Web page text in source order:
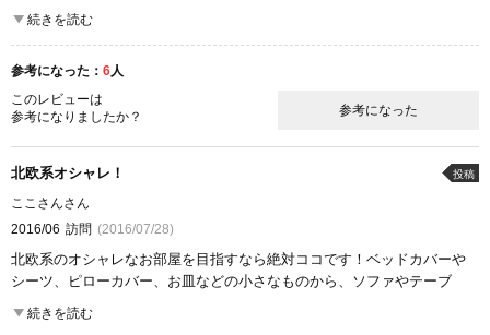
じられるインテリアが好きなので目的がない日でもついつい長居してし
まいます。家具だけでなく食器や雑貨などもかわいくて手に取りたくな
ここが良かった
品揃え
商品の質 雰囲気
続きを読む
参考になった： 6人
このレビューは
参考になりましたか？
参考になった
北欧系オシャレ！ 投稿
ここさんさん
2016/06 訪問 (2016/07/28)
北欧系のオシャレなお部屋を目指すなら絶対ココです！ベッドカバーや
シーツ、ピローカバー、お皿などの小さなものから、ソファやテーブ
ル、ベッドなど大きい家具まですべて北欧風のオシャレなものが揃いま
す。
続きを読む